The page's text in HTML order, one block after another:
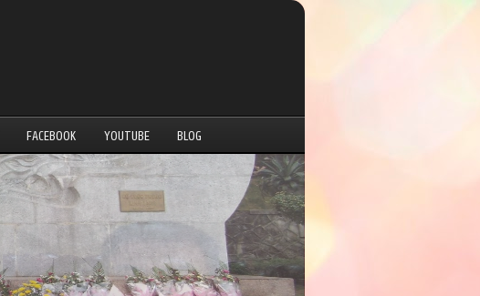
FACEBOOK YOUTUBE BLOG